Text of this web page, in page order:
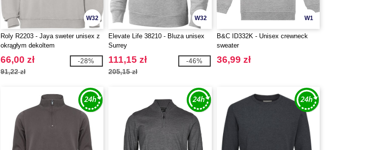
W32
Roly R2203 - Jaya sweter unisex z
okrągłym dekoltem
66,00 zł
91,22 zł
-28%
W32
Elevate Life 38210 - Bluza unisex
Surrey
111,15 zł
205,15 zł
-46%
W1
B&C ID332K - Unisex crewneck
sweater
36,99 zł